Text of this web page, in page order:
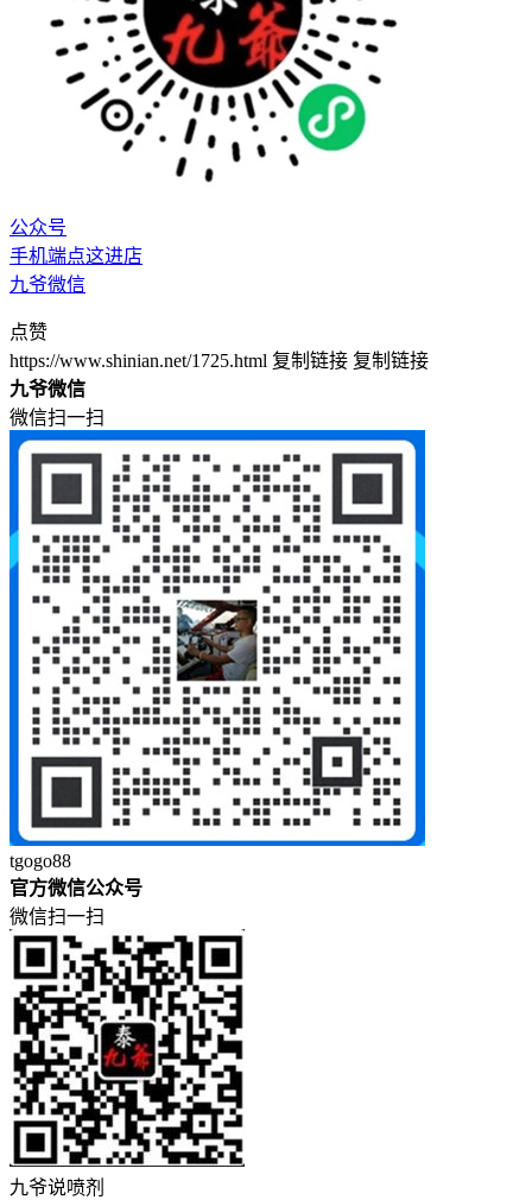
公众号
手机端点这进店
九爷微信
点赞
https://www.shinian.net/1725.html 复制链接 复制链接
九爷微信
微信扫一扫
tgogo88
官方微信公众号
微信扫一扫
九爷说喷剂